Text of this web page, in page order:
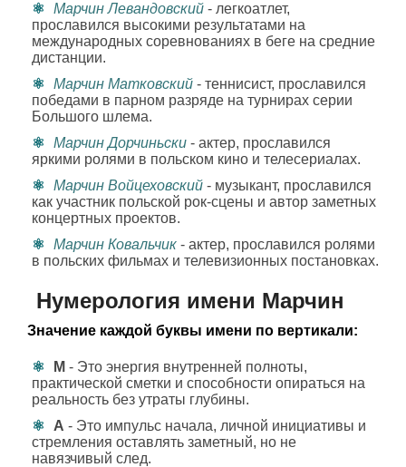
Марчин Левандовский - легкоатлет,
прославился высокими результатами на
международных соревнованиях в беге на средние
дистанции.
Марчин Матковский - теннисист, прославился
победами в парном разряде на турнирах серии
Большого шлема.
Марчин Дорчиньски - актер, прославился
яркими ролями в польском кино и телесериалах.
Марчин Войцеховский - музыкант, прославился
как участник польской рок-сцены и автор заметных
концертных проектов.
Марчин Ковальчик - актер, прославился ролями
в польских фильмах и телевизионных постановках.
Нумерология имени Марчин
Значение каждой буквы имени по вертикали:
М - Это энергия внутренней полноты,
практической сметки и способности опираться на
реальность без утраты глубины.
А - Это импульс начала, личной инициативы и
стремления оставлять заметный, но не
навязчивый след.